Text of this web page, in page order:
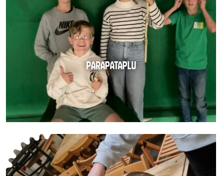
PARAPATAPLU